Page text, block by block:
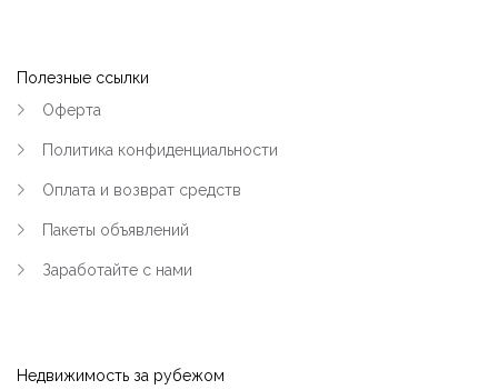
Полезные ссылки
Оферта
Политика конфиденциальности
Оплата и возврат средств
Пакеты объявлений
Заработайте с нами
Недвижимость за рубежом